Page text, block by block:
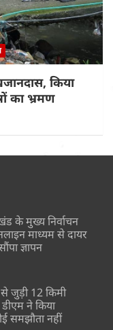
किया
का भ्रमण
के मुख्य निर्वाचन
माध्यम से दायर
ज्ञापन
से जुड़ी 12 किमी
डीएम ने किया
समझौता नहीं